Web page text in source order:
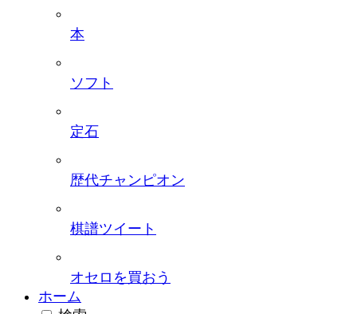
本
ソフト
定石
歴代チャンピオン
棋譜ツイート
オセロを買おう
ホーム